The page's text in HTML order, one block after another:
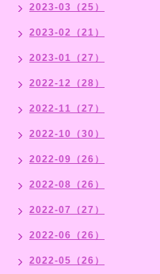
2023-03（25）
2023-02（21）
2023-01（27）
2022-12（28）
2022-11（27）
2022-10（30）
2022-09（26）
2022-08（26）
2022-07（27）
2022-06（26）
2022-05（26）